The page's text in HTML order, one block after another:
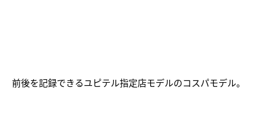
前後を記録できるユピテル指定店モデルのコスパモデル。